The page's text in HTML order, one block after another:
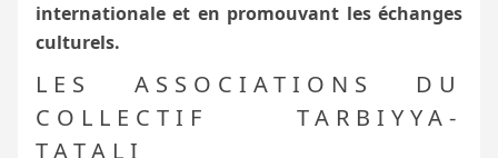
internationale et en promouvant les échanges
culturels.
LES ASSOCIATIONS DU
COLLECTIF TARBIYYA-
TATALI